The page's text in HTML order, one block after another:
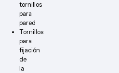
tornillos
para
pared
Tornillos
para
fijación
de
la